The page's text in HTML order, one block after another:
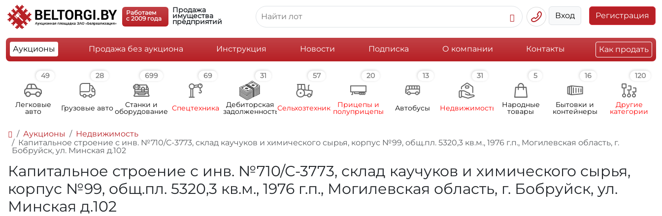
Работаем
c 2009 года
Продажа
имущества
предприятий
Вход Регистрация
Аукционы Продажа без аукциона Инструкция Новости Подписка О компании Контакты Как продать
49
Легковые
авто
28
Грузовые авто
699
Станки и
оборудование
69
Спецтехника
31
Дебиторская
задолженность
57
Сельхозтехника
20
Прицепы и
полуприцепы
13
Автобусы
31
Недвижимость
5
Народные
товары
16
Бытовки и
контейнеры
120
Другие
категории
Аукционы
Недвижимость
Капитальное строение с инв. №710/С-3773, склад каучуков и химического сырья, корпус №99, общ.пл. 5320,3 кв.м., 1976 г.п., Могилевская область, г.
Бобруйск, ул. Минская д.102
Капитальное строение с инв. №710/С-3773, склад каучуков и химического сырья,
корпус №99, общ.пл. 5320,3 кв.м., 1976 г.п., Могилевская область, г. Бобруйск, ул.
Минская д.102